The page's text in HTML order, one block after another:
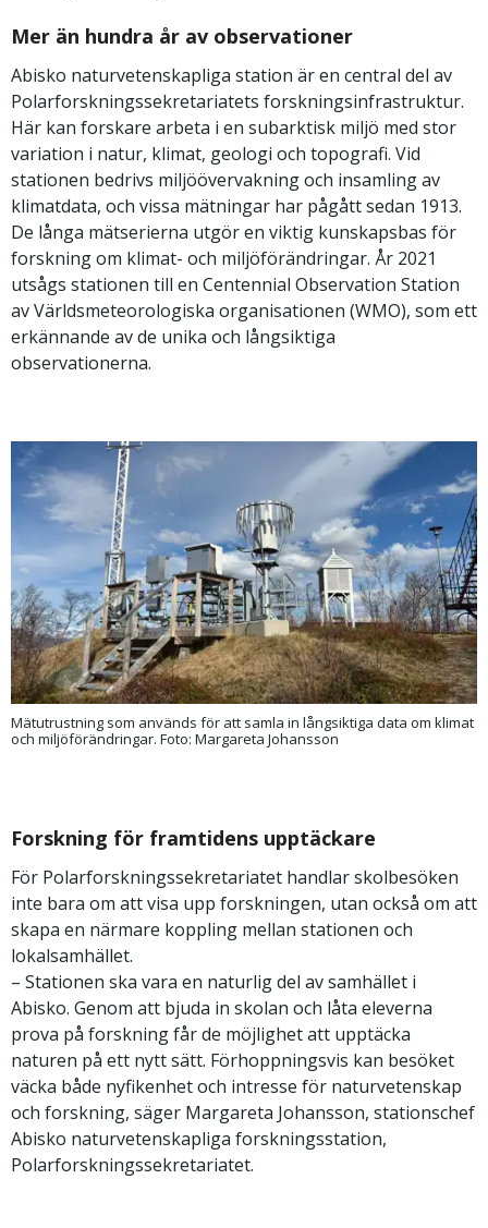
Mer än hundra år av observationer
Abisko naturvetenskapliga station är en central del av
Polarforskningssekretariatets forskningsinfrastruktur.
Här kan forskare arbeta i en subarktisk miljö med stor
variation i natur, klimat, geologi och topografi. Vid
stationen bedrivs miljöövervakning och insamling av
klimatdata, och vissa mätningar har pågått sedan 1913.
De långa mätserierna utgör en viktig kunskapsbas för
forskning om klimat- och miljöförändringar. År 2021
utsågs stationen till en Centennial Observation Station
av Världsmeteorologiska organisationen (WMO), som ett
erkännande av de unika och långsiktiga
observationerna.
Mätutrustning som används för att samla in långsiktiga data om klimat
och miljöförändringar. Foto: Margareta Johansson
Forskning för framtidens upptäckare
För Polarforskningssekretariatet handlar skolbesöken
inte bara om att visa upp forskningen, utan också om att
skapa en närmare koppling mellan stationen och
lokalsamhället.
– Stationen ska vara en naturlig del av samhället i
Abisko. Genom att bjuda in skolan och låta eleverna
prova på forskning får de möjlighet att upptäcka
naturen på ett nytt sätt. Förhoppningsvis kan besöket
väcka både nyfikenhet och intresse för naturvetenskap
och forskning, säger Margareta Johansson, stationschef
Abisko naturvetenskapliga forskningsstation,
Polarforskningssekretariatet.